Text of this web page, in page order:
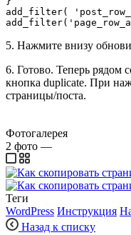
add_filter(
add_filter(
5. Нажмите внизу
6. Готово. Теперь рядом
кнопка duplicate. При
страницы/поста.
Фотогалерея
2 фото —
Теги
WordPress Инструкция
Назад к списку